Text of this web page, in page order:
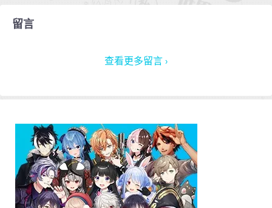
留言
查看更多留言 ›